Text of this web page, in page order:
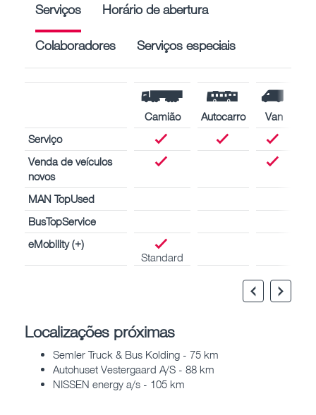
Serviços Horário de abertura
Colaboradores Serviços especiais
Camião Autocarro
Van
Serviço
Venda de veículos
novos
MAN TopUsed
BusTopService
eMobility (+)
Standard
Localizações próximas
Semler Truck & Bus Kolding - 75 km
Autohuset Vestergaard A/S - 88 km
NISSEN energy a/s - 105 km